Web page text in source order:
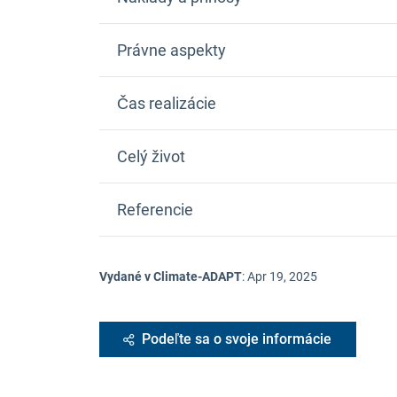
Právne aspekty
Čas realizácie
Celý život
Referencie
Vydané v Climate-ADAPT:Apr 19, 2025
Podeľte sa o svoje informácie